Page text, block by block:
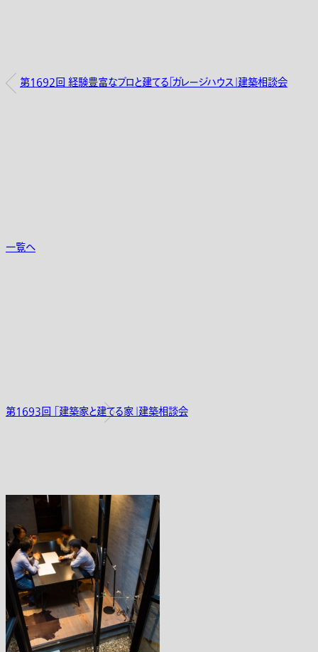
第1692回 経験豊富なプロと建てる「ガレージハウス」建築相談会
一覧へ
第1693回 「建築家と建てる家」建築相談会